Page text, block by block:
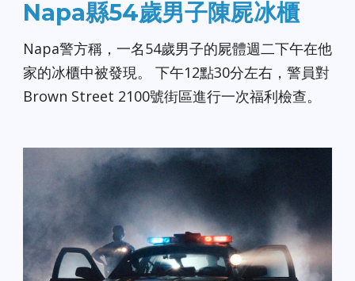
Napa縣54歲男子陳屍冰櫃
Napa警方稱，一名54歲男子的屍體週二下午在他
家的冰櫃中被發現。 下午12點30分左右，警員對
Brown Street 2100號街區進行一次福利檢查。